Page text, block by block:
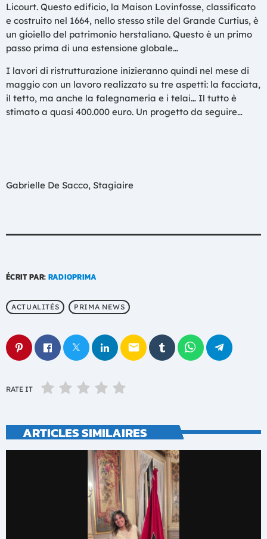
Licourt. Questo edificio, la Maison Lovinfosse, classificato
e costruito nel 1664, nello stesso stile del Grande Curtius, è
un gioiello del patrimonio herstaliano. Questo è un primo
passo prima di una estensione globale…
I lavori di ristrutturazione inizieranno quindi nel mese di
maggio con un lavoro realizzato su tre aspetti: la facciata,
il tetto, ma anche la falegnameria e i telai… Il tutto è
stimato a quasi 400.000 euro. Un progetto da seguire…
Gabrielle De Sacco, Stagiaire
ÉCRIT PAR: RADIOPRIMA
ACTUALITÉS PRIMA NEWS
email
RATE IT
ARTICLES SIMILAIRES